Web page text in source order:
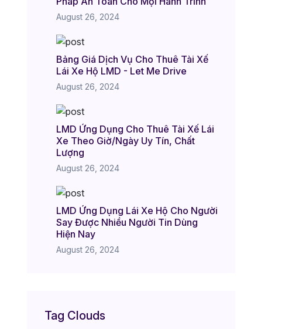
August 26, 2024
Bảng Giá Dịch Vụ Cho Thuê Tài Xế
Lái Xe Hộ LMD - Let Me Drive
August 26, 2024
LMD Ứng Dụng Cho Thuê Tài Xế Lái
Xe Theo Giờ/Ngày Uy Tín, Chất
Lượng
August 26, 2024
LMD Ứng Dụng Lái Xe Hộ Cho Người
Say Được Nhiều Người Tin Dùng
Hiện Nay
August 26, 2024
Tag Clouds